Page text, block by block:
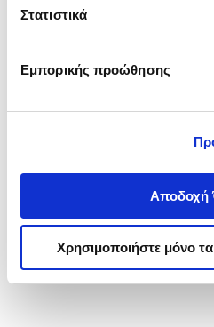
Στατιστικά
Εμπορικής προώθησης
Αποδοχή
Χρησιμοποιήστε μόνο